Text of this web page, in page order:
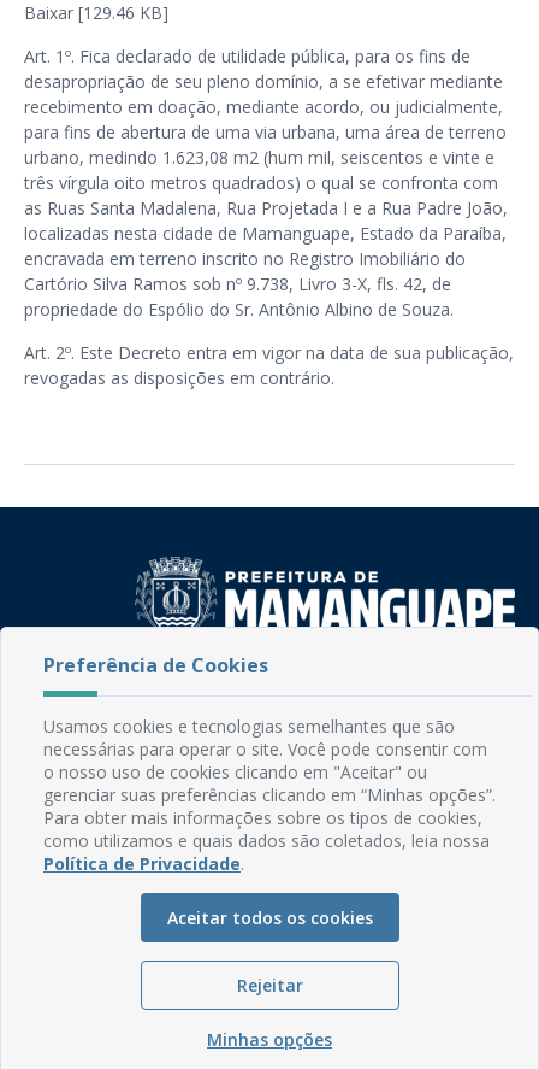
Baixar [129.46 KB]
Art. 1º. Fica declarado de utilidade pública, para os fins de
desapropriação de seu pleno domínio, a se efetivar mediante
recebimento em doação, mediante acordo, ou judicialmente,
para fins de abertura de uma via urbana, uma área de terreno
urbano, medindo 1.623,08 m2 (hum mil, seiscentos e vinte e
três vírgula oito metros quadrados) o qual se confronta com
as Ruas Santa Madalena, Rua Projetada I e a Rua Padre João,
localizadas nesta cidade de Mamanguape, Estado da Paraíba,
encravada em terreno inscrito no Registro Imobiliário do
Cartório Silva Ramos sob nº 9.738, Livro 3-X, fls. 42, de
propriedade do Espólio do Sr. Antônio Albino de Souza.
Art. 2º. Este Decreto entra em vigor na data de sua publicação,
revogadas as disposições em contrário.
Fone: (83) 3292-2246
Email: comunicacao@mamanguape.pb.gov.br
Expediente: Segunda à Sexta, das 08h às 13h
Mapa do Site
Perguntas frequentes
Manual de Navegação
Ouvidoria
Preferência de Cookies
Usamos cookies e tecnologias semelhantes que são
necessárias para operar o site. Você pode consentir com
o nosso uso de cookies clicando em "Aceitar" ou
gerenciar suas preferências clicando em “Minhas opções”.
Para obter mais informações sobre os tipos de cookies,
como utilizamos e quais dados são coletados, leia nossa
Política de Privacidade.
Aceitar todos os cookies
Rejeitar
Minhas opções